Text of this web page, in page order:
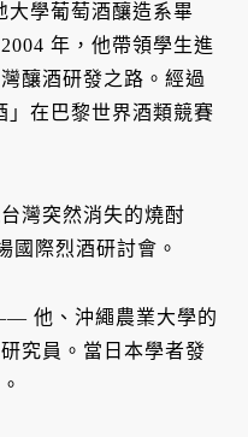
大學葡萄酒釀造系畢
年，他帶領學生進
釀酒研發之路。經過
」在巴黎世界酒類競賽
灣突然消失的燒酎
國際烈酒研討會。
他、沖繩農業大學的
究員。當日本學者發